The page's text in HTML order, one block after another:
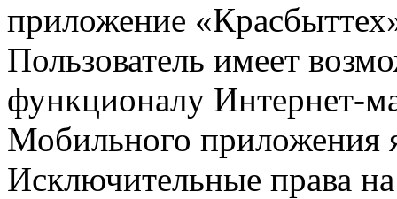
приложение
Пользователь имеет
функционалу Интернет-
Мобильного приложения
Исключительные права